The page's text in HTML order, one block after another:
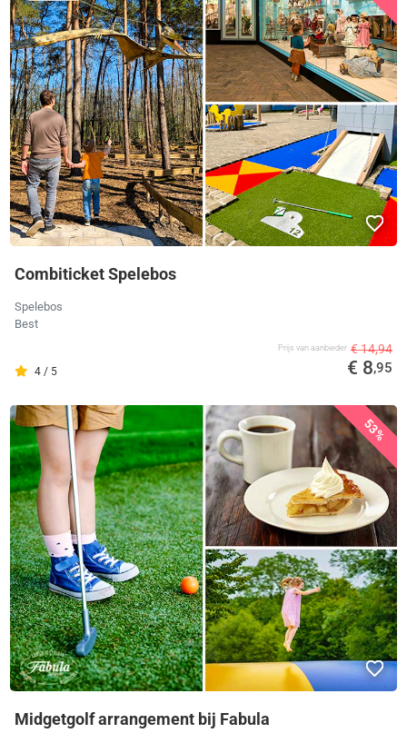
Combiticket Spelebos
Spelebos
Best
4 / 5
Prijs van aanbieder € 14,94
€ 8,95
53%
Midgetgolf arrangement bij Fabula